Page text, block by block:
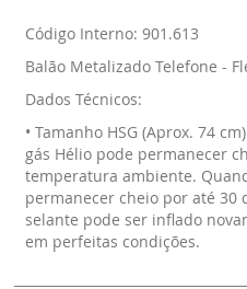
Código Interno: 901.613
Balão Metalizado Telefone -
Dados Técnicos:
• Tamanho HSG (Aprox. 74
gás Hélio pode permanecer
temperatura ambiente.
permanecer cheio por até 30
selante pode ser inflado
em perfeitas condições.